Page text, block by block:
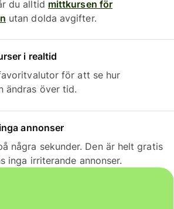
du alltid mittkursen för
utan dolda avgifter.
i realtid
för att se hur
ändras över tid.
annonser
några sekunder. Den är helt gratis
inga irriterande annonser.